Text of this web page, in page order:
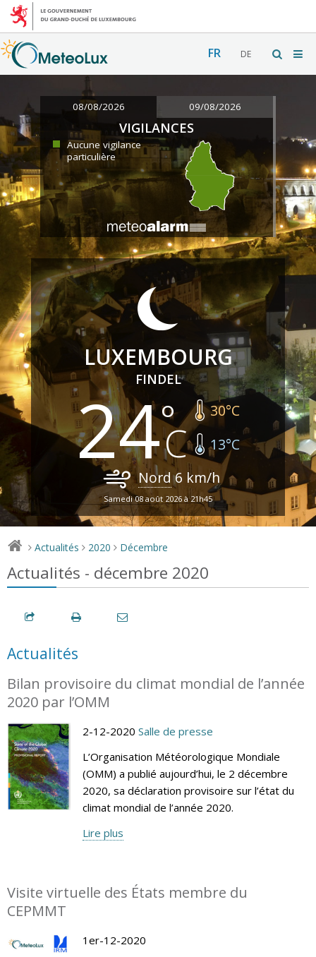
FR DE
08/08/2026 09/08/2026
VIGILANCES
Aucune vigilance
particulière
LUXEMBOURG
FINDEL
24 30°C
13°C
Nord6 km/h
Samedi 08 août 2026 à 21h45
> Actualités > 2020 > Décembre
Actualités - décembre 2020
Actualités
Bilan provisoire du climat mondial de l’année
2020 par l’OMM
2-12-2020 Salle de presse
L’Organisation Météorologique Mondiale
(OMM) a publié aujourd’hui, le 2 décembre
2020, sa déclaration provisoire sur l’état du
climat mondial de l’année 2020.
Lire plus
Visite virtuelle des États membre du
CEPMMT
1er-12-2020